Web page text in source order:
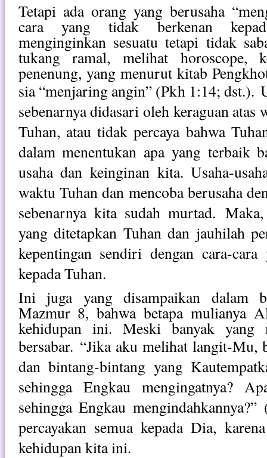
Tetapi ada orang yang berusaha
cara yang tidak berkenan
menginginkan sesuatu tetapi tidak
tukang ramal, melihat horoscope,
penenung, yang menurut kitab
sia “menjaring angin” (Pkh 1:14; dst.).
sebenarnya didasari oleh keraguan atas
Tuhan, atau tidak percaya bahwa
dalam menentukan apa yang terbaik
usaha dan keinginan kita. Usaha-
waktu Tuhan dan mencoba berusaha
sebenarnya kita sudah murtad.
yang ditetapkan Tuhan dan jauhilah
kepentingan sendiri dengan cara-
kepada Tuhan.
Ini juga yang disampaikan dalam
Mazmur 8, bahwa betapa mulianya
kehidupan ini. Meski banyak yang
bersabar. “Jika aku melihat langit-Mu,
dan bintang-bintang yang
sehingga Engkau mengingatnya?
sehingga Engkau
percayakan semua kepada Dia,
kehidupan kita ini.